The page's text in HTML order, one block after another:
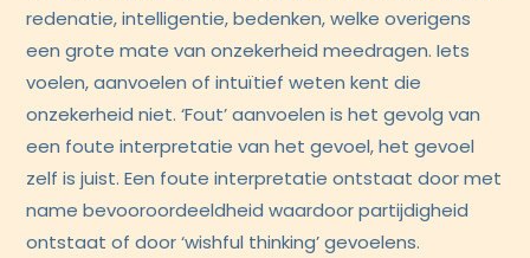
redenatie, intelligentie, bedenken, welke overigens
een grote mate van onzekerheid meedragen. Iets
voelen, aanvoelen of intuïtief weten kent die
onzekerheid niet. ‘Fout’ aanvoelen is het gevolg van
een foute interpretatie van het gevoel, het gevoel
zelf is juist. Een foute interpretatie ontstaat door met
name bevooroordeeldheid waardoor partijdigheid
ontstaat of door ‘wishful thinking’ gevoelens.